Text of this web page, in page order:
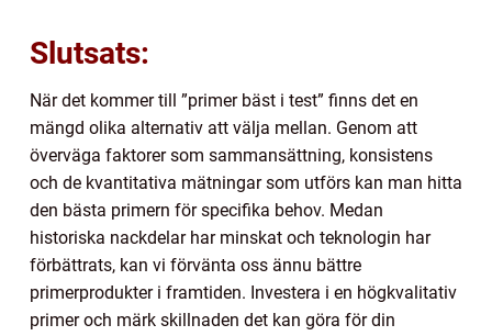
Slutsats:
När det kommer till ”primer bäst i test” finns det en
mängd olika alternativ att välja mellan. Genom att
överväga faktorer som sammansättning, konsistens
och de kvantitativa mätningar som utförs kan man hitta
den bästa primern för specifika behov. Medan
historiska nackdelar har minskat och teknologin har
förbättrats, kan vi förvänta oss ännu bättre
primerprodukter i framtiden. Investera i en högkvalitativ
primer och märk skillnaden det kan göra för din